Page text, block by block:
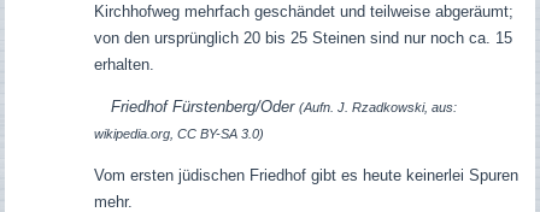
Kirchhofweg mehrfach geschändet und teilweise abgeräumt;
von den ursprünglich 20 bis 25 Steinen sind nur noch ca. 15
erhalten.
Friedhof Fürstenberg/Oder (Aufn. J. Rzadkowski, aus:
wikipedia.org, CC BY-SA 3.0)
Vom ersten jüdischen Friedhof gibt es heute keinerlei Spuren
mehr.